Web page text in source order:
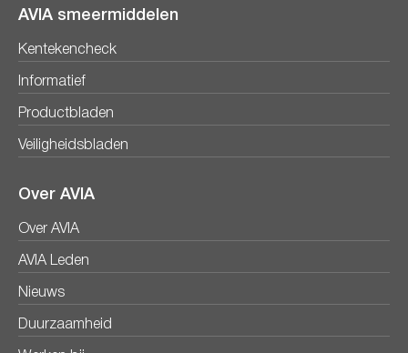
AVIA smeermiddelen
Kentekencheck
Informatief
Productbladen
Veiligheidsbladen
Over AVIA
Over AVIA
AVIA Leden
Nieuws
Duurzaamheid